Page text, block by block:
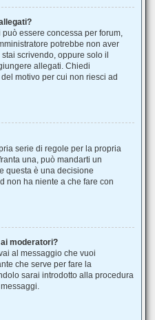
essere concessa per forum,
potrebbe non aver
scrivendo, oppure solo il
allegati. Chiedi
motivo per cui non riesci ad
serie di regole per la propria
una, può mandarti un
questa è una decisione
non ha niente a che fare con
moderatori?
al messaggio che vuoi
che serve per fare la
sarai introdotto alla procedura